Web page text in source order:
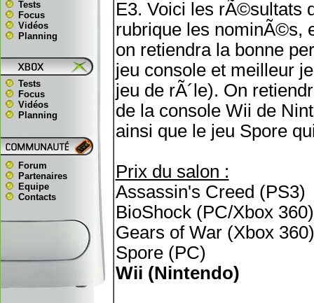
Tests
Focus
Vidéos
Planning
Tests
Focus
Vidéos
Planning
Forum
Partenaires
Equipe
Contacts
E3. Voici les rÃ©sultats
rubrique les nominÃ©s,
on retiendra la bonne
jeu console et meilleur
jeu de rÃ´le). On
de la console Wii de
ainsi que le jeu Spore
Prix du salon :
Assassin's Creed (PS3)
BioShock (PC/Xbox 360)
Gears of War (Xbox 360)
Spore (PC)
Wii (Nintendo)